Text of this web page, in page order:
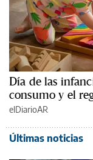
Día de las
consumo y el
elDiarioAR
Últimas noticias